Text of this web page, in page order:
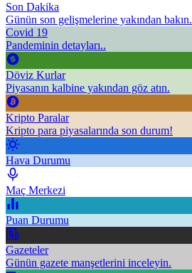
Son Dakika
Günün son gelişmelerine yakından bakın.
Covid 19
Pandeminin detayları..
Döviz Kurlar
Piyasanın kalbine yakından göz atın.
Kripto Paralar
Kripto para piyasalarında son durum!
Hava Durumu
Maç Merkezi
Puan Durumu
Gazeteler
Günün gazete manşetlerini inceleyin.